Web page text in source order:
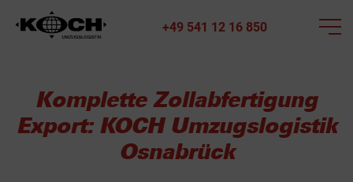
+49 541 12 16 850
Komplette Zollabfertigung
Export: KOCH Umzugslogistik
Osnabrück